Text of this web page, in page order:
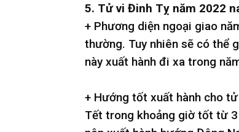
5. Tử vi Đinh Tỵ năm 2022
+ Phương diện ngoại giao
thường. Tuy nhiên sẽ có thể
này xuất hành đi xa trong
+ Hướng tốt xuất hành cho
Tết trong khoảng giờ tốt từ